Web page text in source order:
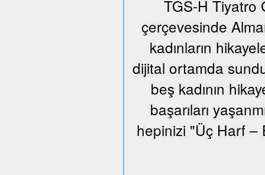
TGS-H Tiyatro
çerçevesinde
kadınların
dijital ortamda
beş kadının
başarıları
hepinizi "Üç Harf –